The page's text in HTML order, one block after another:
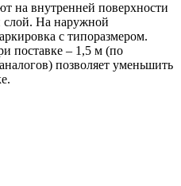
на внутренней поверхности
слой. На наружной
с типоразмером.
поставке – 1,5 м (по
позволяет уменьшить